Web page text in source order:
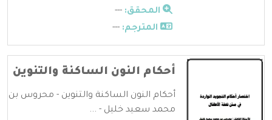
المحقق: ---
المترجم: ---
أحكام النون الساكنة والتنوين
أحكام النون الساكنة والتنوين - محروس بن
محمد سعيد خليل - ...